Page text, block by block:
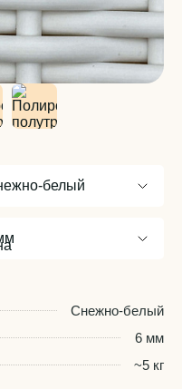
белый
Снежно-белый
6 мм
~5 кг